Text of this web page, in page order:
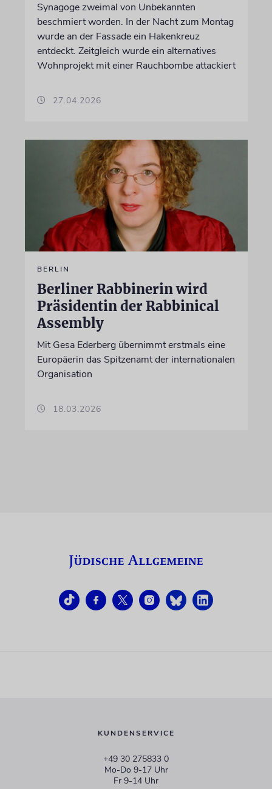
Synagoge zweimal von Unbekannten
beschmiert worden. In der Nacht zum Montag
wurde an der Fassade ein Hakenkreuz
entdeckt. Zeitgleich wurde ein alternatives
Wohnprojekt mit einer Rauchbombe attackiert
27.04.2026
BERLIN
Berliner Rabbinerin wird
Präsidentin der Rabbinical
Assembly
Mit Gesa Ederberg übernimmt erstmals eine
Europäerin das Spitzenamt der internationalen
Organisation
18.03.2026
KUNDENSERVICE
+49 30 275833 0
Mo-Do 9-17 Uhr
Fr 9-14 Uhr